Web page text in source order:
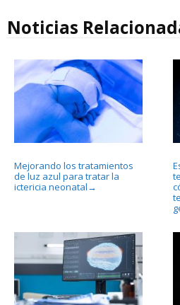
Noticias
Mejorando los tratamientos
de luz azul para tratar la
ictericia neonatal →